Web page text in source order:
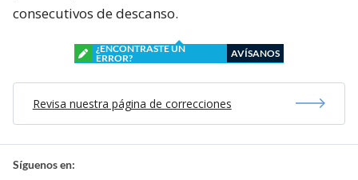
consecutivos de descanso.
¿ENCONTRASTE UN
ERROR?
AVÍSANOS
Revisa nuestra página de correcciones
Síguenos en: